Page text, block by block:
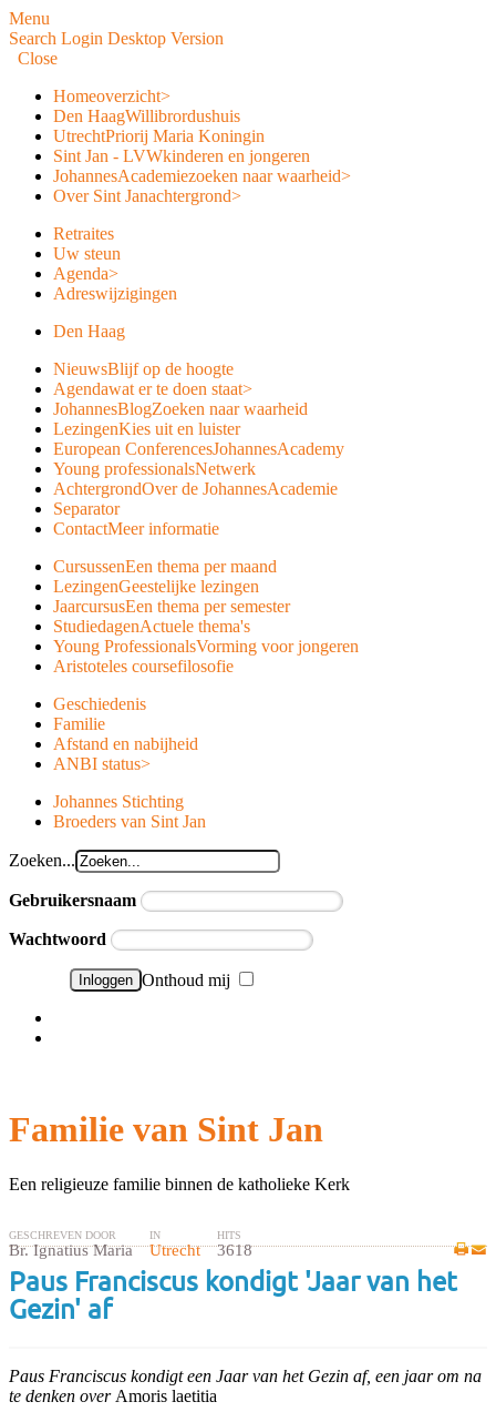
Menu
Search Login Desktop Version
Close
Homeoverzicht>
Den HaagWillibrordushuis
UtrechtPriorij Maria Koningin
Sint Jan - LVWkinderen en jongeren
JohannesAcademiezoeken naar waarheid>
Over Sint Janachtergrond>
Retraites
Uw steun
Agenda>
Adreswijzigingen
Den Haag
NieuwsBlijf op de hoogte
Agendawat er te doen staat>
JohannesBlogZoeken naar waarheid
LezingenKies uit en luister
European ConferencesJohannesAcademy
Young professionalsNetwerk
AchtergrondOver de JohannesAcademie
Separator
ContactMeer informatie
CursussenEen thema per maand
LezingenGeestelijke lezingen
JaarcursusEen thema per semester
StudiedagenActuele thema's
Young ProfessionalsVorming voor jongeren
Aristoteles coursefilosofie
Geschiedenis
Familie
Afstand en nabijheid
ANBI status>
Johannes Stichting
Broeders van Sint Jan
Zoeken...
Gebruikersnaam
Wachtwoord
Onthoud mij
Familie van Sint Jan
Een religieuze familie binnen de katholieke Kerk
GESCHREVEN DOOR
Br. Ignatius Maria
IN
Utrecht
HITS
3618
Paus Franciscus kondigt 'Jaar van het
Gezin' af
Paus Franciscus kondigt een Jaar van het Gezin af, een jaar om na
te denken over Amoris laetitia